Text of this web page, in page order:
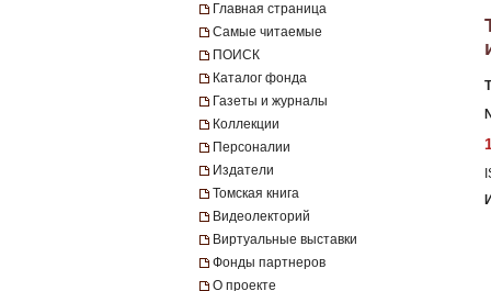
Главная страница
Самые читаемые
ПОИСК
Каталог фонда
Газеты и журналы
Коллекции
Персоналии
Издатели
Томская книга
Видеолекторий
Виртуальные выставки
Фонды партнеров
О проекте